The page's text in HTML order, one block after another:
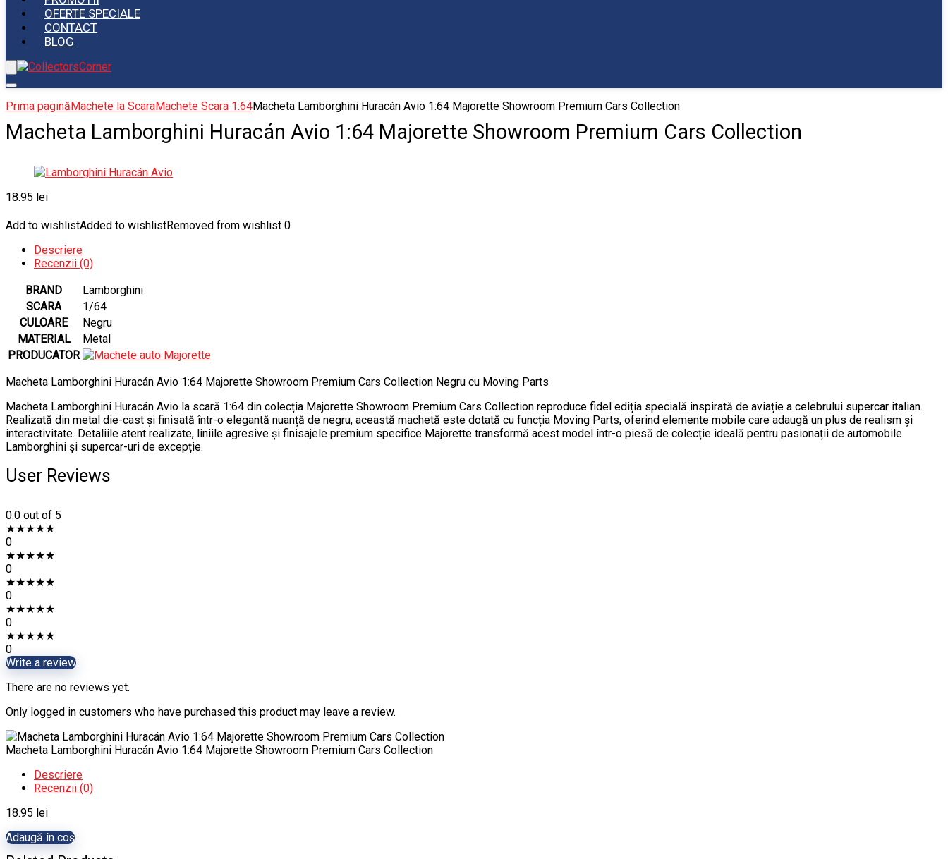
OFERTE SPECIALE
CONTACT
BLOG
Prima paginăMachete la ScaraMachete Scara 1:64Macheta Lamborghini Huracán Avio 1:64 Majorette Showroom Premium Cars Collection
Macheta Lamborghini Huracán Avio 1:64 Majorette Showroom Premium Cars Collection
18.95 lei
Add to wishlistAdded to wishlistRemoved from wishlist 0
Descriere
Recenzii (0)
BRAND
Lamborghini
SCARA
1/64
CULOARE
Negru
MATERIAL
Metal
PRODUCATOR
Macheta Lamborghini Huracán Avio 1:64 Majorette Showroom Premium Cars Collection Negru cu Moving Parts
Macheta Lamborghini Huracán Avio la scară 1:64 din colecția Majorette Showroom Premium Cars Collection reproduce fidel ediția specială inspirată de aviație a celebrului supercar italian.
Realizată din metal die-cast și finisată într-o elegantă nuanță de negru, această machetă este dotată cu funcția Moving Parts, oferind elemente mobile care adaugă un plus de realism și
interactivitate. Detaliile atent realizate, liniile agresive și finisajele premium specifice Majorette transformă acest model într-o piesă de colecție ideală pentru pasionații de automobile
Lamborghini și supercar-uri de excepție.
User Reviews
0.0 out of 5
★★★★★
0
★★★★★
0
★★★★★
0
★★★★★
0
★★★★★
0
Write a review
There are no reviews yet.
Only logged in customers who have purchased this product may leave a review.
Macheta Lamborghini Huracán Avio 1:64 Majorette Showroom Premium Cars Collection
Descriere
Recenzii (0)
18.95 lei
Adaugă în coș